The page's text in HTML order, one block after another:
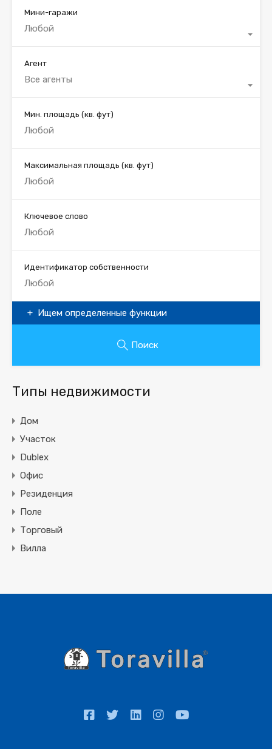
Мини-гаражи
Любой
Агент
Все агенты
Мин. площадь (кв. фут)
Максимальная площадь (кв. фут)
Ключевое слово
Идентификатор собственности
Ищем определенные функции
Поиск
Типы недвижимости
Дом
Участок
Dublex
Офис
Резиденция
Поле
Торговый
Вилла